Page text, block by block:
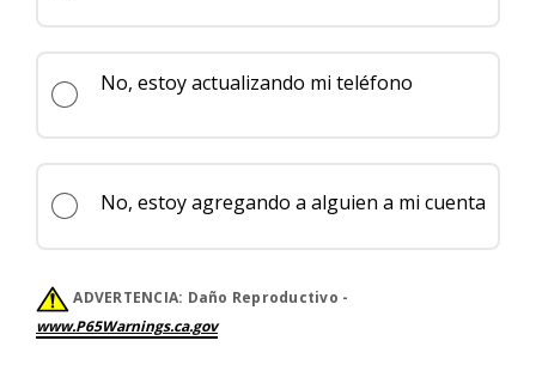
No, estoy actualizando mi teléfono
No, estoy agregando a alguien a mi cuenta
ADVERTENCIA: Daño Reproductivo -
www.P65Warnings.ca.gov